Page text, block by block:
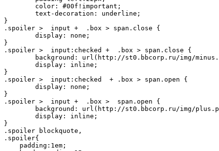
}
.spoiler >  input +  .box > span.close {
}
.spoiler >  input:checked +  .box > span.close {
}
.spoiler >  input:checked  + .box > span.open {
}
.spoiler >  input +  .box >  span.open {
}
.spoiler blockquote,
.spoiler{
    padding:1em;